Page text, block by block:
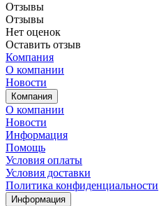
Отзывы
Отзывы
Нет оценок
Оставить отзыв
Компания
О компании
Новости
Компания
О компании
Новости
Информация
Помощь
Условия оплаты
Условия доставки
Политика конфиденциальности
Информация